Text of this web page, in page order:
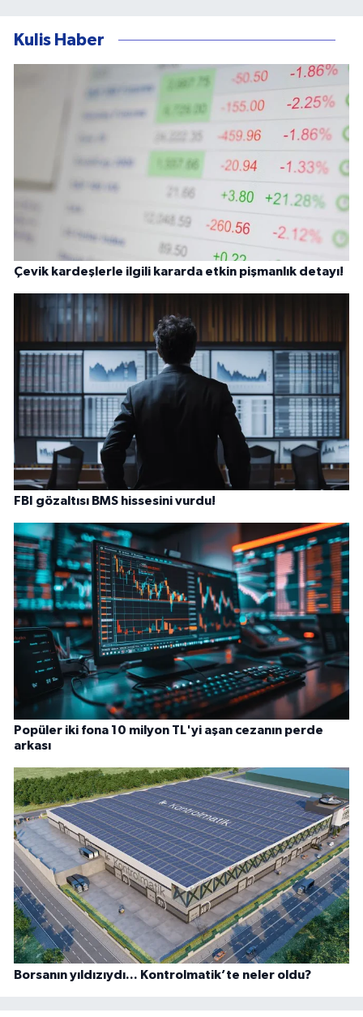
Kulis Haber
Çevik kardeşlerle ilgili kararda etkin pişmanlık detayı!
FBI gözaltısı BMS hissesini vurdu!
Popüler iki fona 10 milyon TL'yi aşan cezanın perde
arkası
Borsanın yıldızıydı... Kontrolmatik’te neler oldu?